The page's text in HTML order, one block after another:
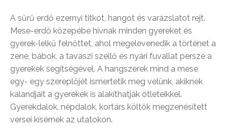
A sűrű erdő ezernyi titkot, hangot és varázslatot rejt.
Mese-erdő közepébe hívnak minden gyereket és
gyerek-lelkű felnőttet, ahol megelevenedik a történet a
zene, bábok, a tavaszi szellő és nyári fuvallat persze a
gyerekek segítségével. A hangszerek mind a mese
egy- egy szereplőjét ismertetik meg velünk, akiknek
kalandjait a gyerekek is alakíthatják ötleteikkel.
Gyerekdalok, népdalok, kortárs költők megzenésített
versei kísérnek az utatokon.